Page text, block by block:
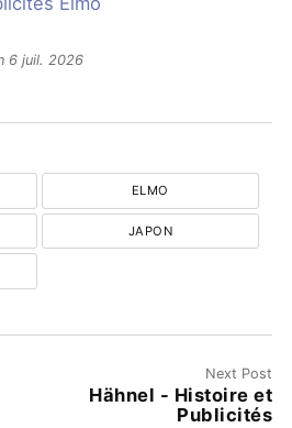
6 juil. 2026
ELMO
JAPON
Next Post
Hähnel - Histoire et
Publicités